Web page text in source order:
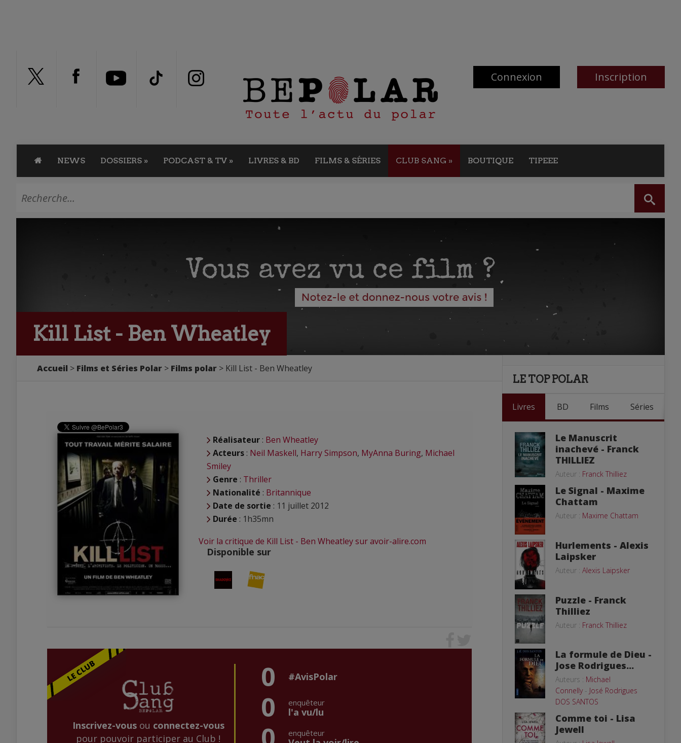
Connexion Inscription
NEWS DOSSIERS » PODCAST & TV » LIVRES & BD FILMS & SÉRIES CLUB SANG » BOUTIQUE TIPEEE
Kill List - Ben Wheatley
Accueil Films et Séries Polar Films polar Kill List - Ben Wheatley
Réalisateur : Ben Wheatley
Acteurs : Neil Maskell, Harry Simpson, MyAnna Buring, Michael
Smiley
Genre : Thriller
Nationalité : Britannique
Date de sortie : 11 juillet 2012
Durée : 1h35mn
Voir la critique de Kill List - Ben Wheatley sur avoir-alire.com
Disponible sur
Inscrivez-vousou connectez-vous
pour pouvoir participer au Club !
0 #AvisPolar
0 enquêteur
l'a vu/lu
enquêteur
LE TOP POLAR
Livres BD Films Séries
Le Manuscrit
inachevé - Franck
THILLIEZ
Auteur : Franck Thilliez
Le Signal - Maxime
Chattam
Auteur : Maxime Chattam
Hurlements - Alexis
Laipsker
Auteur : Alexis Laipsker
Puzzle - Franck
Thilliez
Auteur : Franck Thilliez
La formule de Dieu -
Jose Rodrigues...
Auteurs : Michael
Connelly- José Rodrigues
DOS SANTOS
Comme toi - Lisa
Jewell